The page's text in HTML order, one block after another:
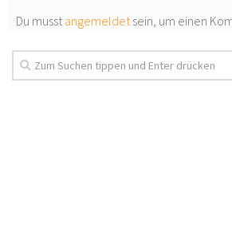
Du musstangemeldetsein, um einen